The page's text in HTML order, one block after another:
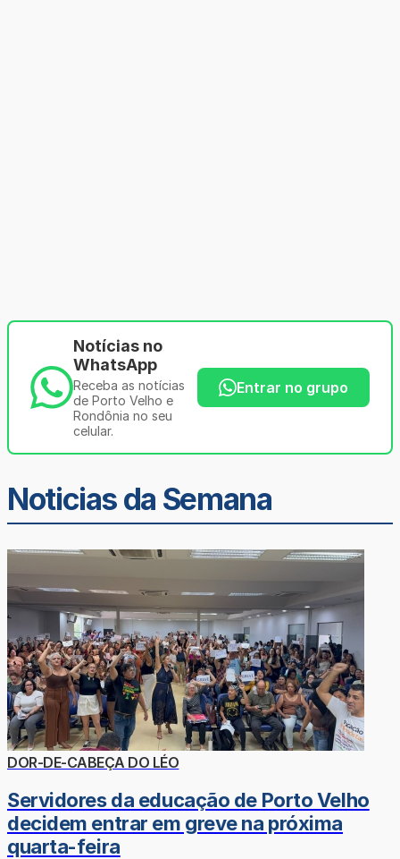
Notícias no
WhatsApp
Receba as notícias
de Porto Velho e
Rondônia no seu
celular.
Entrar no grupo
Noticias da Semana
DOR-DE-CABEÇA DO LÉO
Servidores da educação de Porto Velho
decidem entrar em greve na próxima
quarta-feira